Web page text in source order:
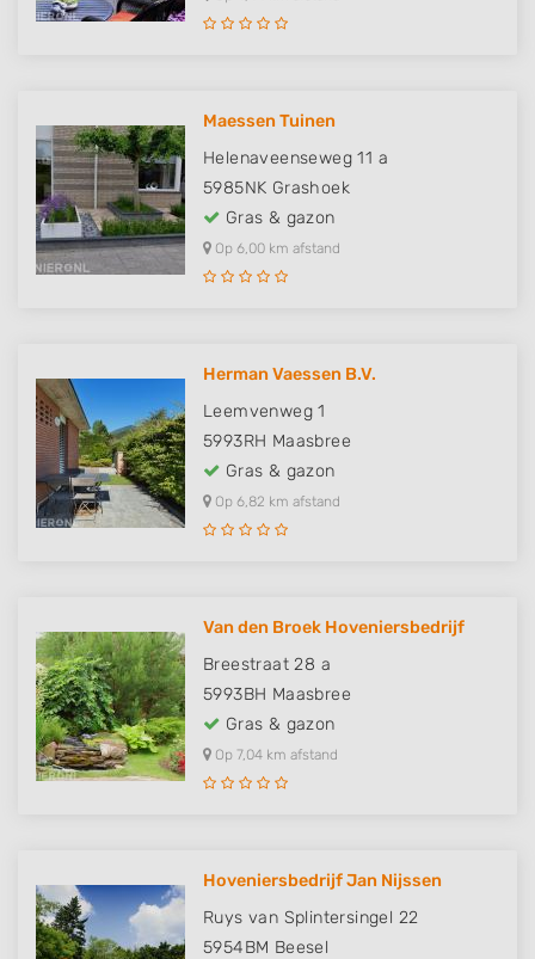
Maessen Tuinen
Helenaveenseweg 11 a
5985NK Grashoek
Gras & gazon
Op 6,00 km afstand
Herman Vaessen B.V.
Leemvenweg 1
5993RH Maasbree
Gras & gazon
Op 6,82 km afstand
Van den Broek Hoveniersbedrijf
Breestraat 28 a
5993BH Maasbree
Gras & gazon
Op 7,04 km afstand
Hoveniersbedrijf Jan Nijssen
Ruys van Splintersingel 22
5954BM Beesel